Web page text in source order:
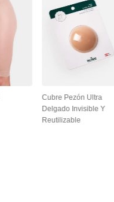
Cubre Pezón Ultra
Delgado Invisible Y
Reutilizable